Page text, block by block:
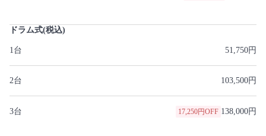
ドラム式(税込)
1台 51,750円
2台 103,500円
3台 17,250円OFF 138,000円